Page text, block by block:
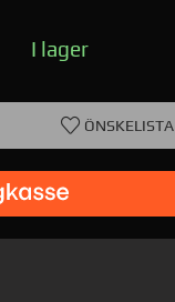
I lager
ÖNSKELISTA